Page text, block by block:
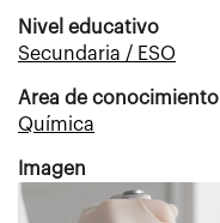
Nivel educativo
Secundaria / ESO
Area de conocimiento
Química
Imagen